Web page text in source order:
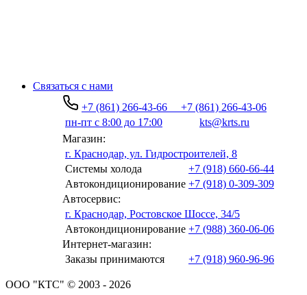
Связаться с нами
+7 (861) 266-43-66
+7 (861) 266-43-06
пн-пт с 8:00 до 17:00
kts@krts.ru
Магазин:
г. Краснодар, ул. Гидростроителей, 8
Системы холода
+7 (918) 660-66-44
Автокондиционирование +7 (918) 0-309-309
Автосервис:
г. Краснодар, Ростовское Шоссе, 34/5
Автокондиционирование +7 (988) 360-06-06
Интернет-магазин:
Заказы принимаются
+7 (918) 960-96-96
ООО "КТС" © 2003 - 2026